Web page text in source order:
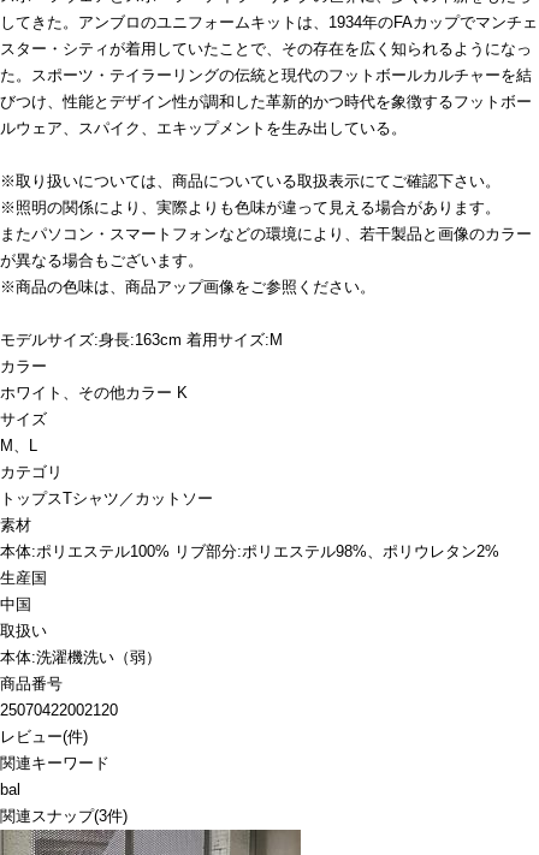
してきた。アンブロのユニフォームキットは、1934年のFAカップでマンチェ
スター・シティが着用していたことで、その存在を広く知られるようになっ
た。スポーツ・テイラーリングの伝統と現代のフットボールカルチャーを結
びつけ、性能とデザイン性が調和した革新的かつ時代を象徴するフットボー
ルウェア、スパイク、エキップメントを生み出している。
※取り扱いについては、商品についている取扱表示にてご確認下さい。
※照明の関係により、実際よりも色味が違って見える場合があります。
またパソコン・スマートフォンなどの環境により、若干製品と画像のカラー
が異なる場合もございます。
※商品の色味は、商品アップ画像をご参照ください。
モデルサイズ:身長:163cm 着用サイズ:M
カラー
ホワイト、その他カラー K
サイズ
M、L
カテゴリ
トップスTシャツ／カットソー
素材
本体:ポリエステル100% リブ部分:ポリエステル98%、ポリウレタン2%
生産国
中国
取扱い
本体:洗濯機洗い（弱）
商品番号
25070422002120
レビュー(件)
関連キーワード
bal
関連スナップ(3件)